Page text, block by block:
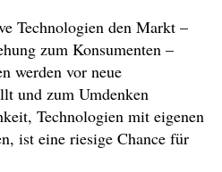
Technologien den Markt –
zum Konsumenten –
werden vor neue
und zum Umdenken
Technologien mit eigenen
ist eine riesige Chance für